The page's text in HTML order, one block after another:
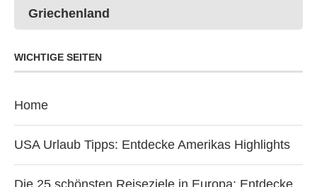
Griechenland
WICHTIGE SEITEN
Home
USA Urlaub Tipps: Entdecke Amerikas Highlights
Die 25 schönsten Reiseziele in Europa: Entdecke